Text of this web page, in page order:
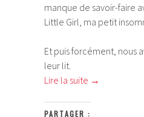
manque de savoir-faire
Little Girl, ma petit
Et puis forcément, nous
leur lit.
Lire la suite →
PARTAGER :